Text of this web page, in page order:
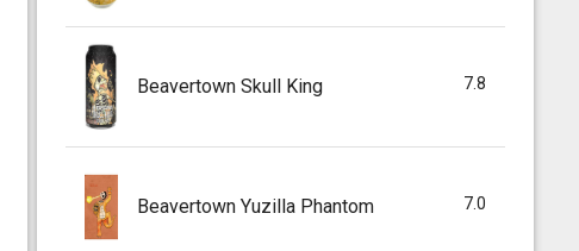
Beavertown Skull King 7.8
Beavertown Yuzilla Phantom 7.0